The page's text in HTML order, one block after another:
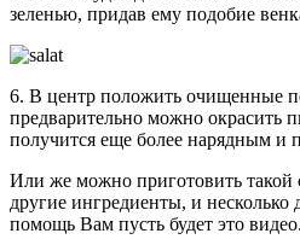
зеленью, придав ему подобие
6. В центр положить очищенные
предварительно можно окрасить
получится еще более нарядным и
Или же можно приготовить такой
другие ингредиенты, и
помощь Вам пусть будет это видео.